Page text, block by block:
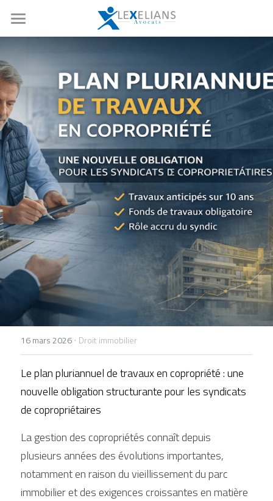
Accueil
Expertises
Opérations de marchés
Droit boursier et corporate
Fusion-acquisition
Private equity
Droit social
Droit de la copropriété
Notre équipe
Références
Actualités
Nous rejoindre
Ressources
Contact
Rechercher
+33 1 77 32 65 86
contact@lexelians.com
Contact
16 mars 2026 · Droit immobilier
Le plan pluriannuel de travaux en copropriété : une
nouvelle obligation structurante pour les syndicats
de copropriétaires
La gestion des copropriétés connaît depuis
plusieurs années des évolutions importantes,
notamment en raison du vieillissement du parc
immobilier et des exigences croissantes en matière